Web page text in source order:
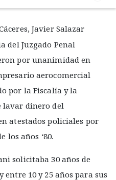
del Juzgado Penal
por unanimidad en
aerocomercial
por la Fiscalía y la
lavar dinero del
atestados policiales por
los años ‘80.
solicitaba 30 años de
10 y 25 años para sus